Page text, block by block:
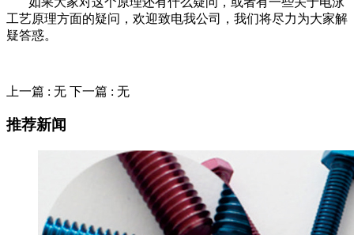
工艺原理方面的疑问，欢迎致电我公司，我们将尽力为大家解
疑答惑。
上一篇 : 无 下一篇 : 无
推荐新闻